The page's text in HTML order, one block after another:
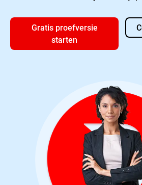
Gratis proefversie
starten